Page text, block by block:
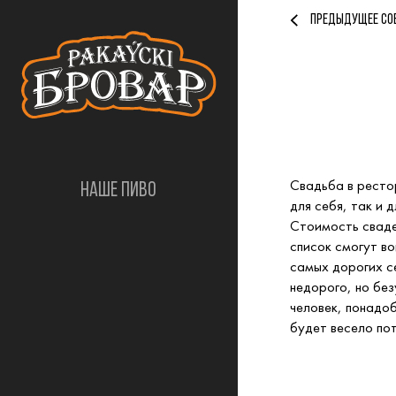
НАШЕ ПИВО
ПРЕДЫДУЩЕЕ
Свадьба в
для себя, так и
Стоимость
список смогут
самых дорогих
недорого, но
человек,
будет весело